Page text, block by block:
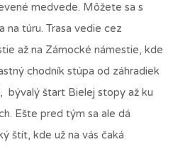
medvede. Môžete sa s
na túru. Trasa vedie cez
až na Zámocké námestie, kde
chodník stúpa od záhradiek
bývalý štart Bielej stopy až ku
Ešte pred tým sa ale dá
štít, kde už na vás čaká